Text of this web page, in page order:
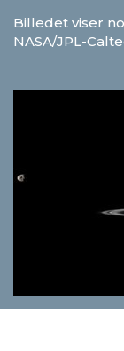
Billedet viser
NASA/JPL-